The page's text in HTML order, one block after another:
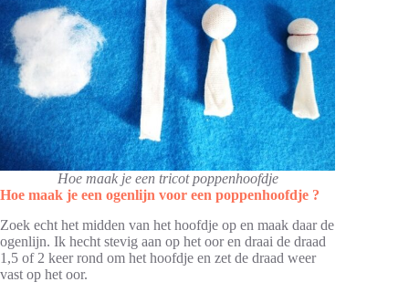
Hoe maak je een tricot poppenhoofdje
Hoe maak je een ogenlijn voor een poppenhoofdje ?
Zoek echt het midden van het hoofdje op en maak daar de
ogenlijn. Ik hecht stevig aan op het oor en draai de draad
1,5 of 2 keer rond om het hoofdje en zet de draad weer
vast op het oor.